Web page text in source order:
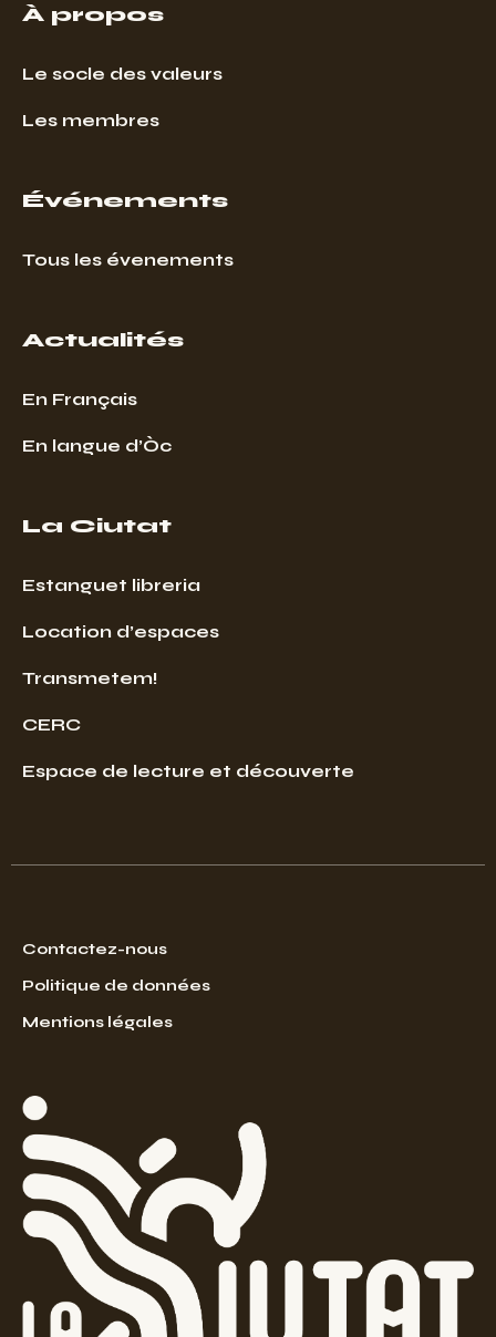
À propos
Le socle des valeurs
Les membres
Événements
Tous les évenements
Actualités
En Français
En langue d’Òc
La Ciutat
Estanguet libreria
Location d’espaces
Transmetem!
CERC
Espace de lecture et découverte
Contactez-nous
Politique de données
Mentions légales